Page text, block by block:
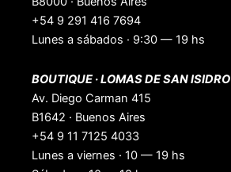
+54 9 291 416 7694
Lunes a sábados · 9:30 — 19 hs
BOUTIQUE · LOMAS DE SAN ISIDRO
Av. Diego Carman 415
B1642 · Buenos Aires
+54 9 11 7125 4033
Lunes a viernes · 10 — 19 hs